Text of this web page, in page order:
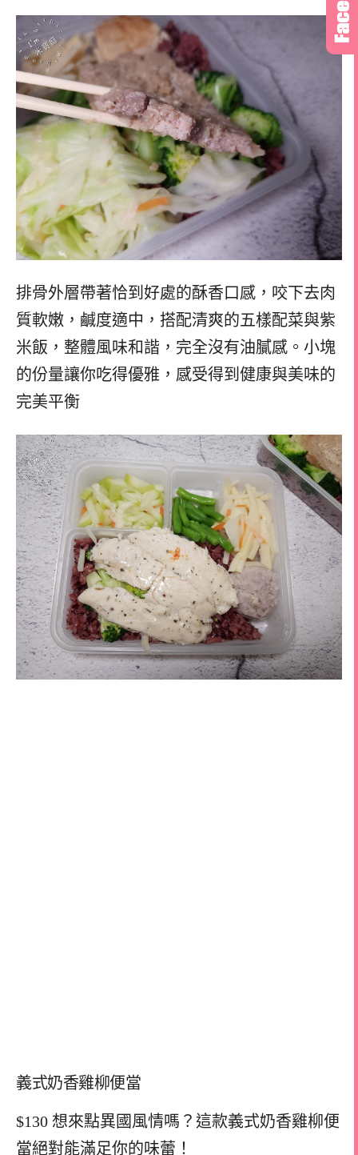
排骨外層帶著恰到好處的酥香口感，咬下去肉
質軟嫩，鹹度適中，搭配清爽的五樣配菜與紫
米飯，整體風味和諧，完全沒有油膩感。小塊
的份量讓你吃得優雅，感受得到健康與美味的
完美平衡
義式奶香雞柳便當
$130 想來點異國風情嗎？這款義式奶香雞柳便
當絕對能滿足你的味蕾！